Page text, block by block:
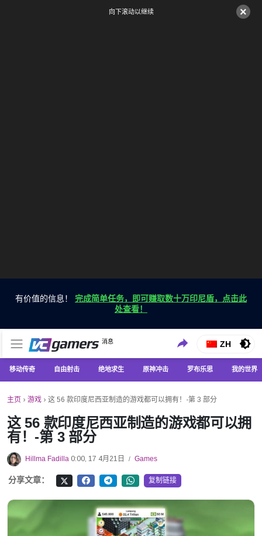
×
向下滚动以继续
有价值的信息！ 完成简单任务，即可赚取数十万印尼盾，点击此
处查看！
VC游戏新闻
消息
仅在 VCGamers 获取最新的游戏新闻
ZH
移动传奇 自由射击 绝地求生 原神冲击 罗布乐思 我的世界
主页 › 游戏 › 这 56 款印度尼西亚制造的游戏都可以拥有！-第 3 部分
这 56 款印度尼西亚制造的游戏都可以拥
有！-第 3 部分
Hillma Fadilla 0:00, 17 4月21日 / Games
分享文章： 复制链接